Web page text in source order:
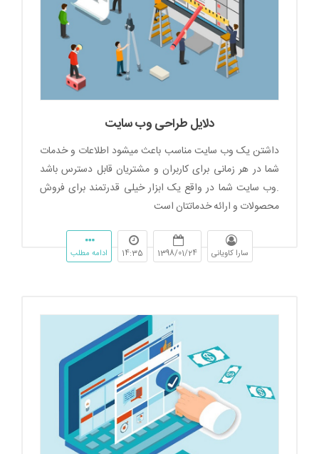
دلایل طراحی وب سایت
داشتن یک وب سایت مناسب باعث میشود اطلاعات و خدمات
شما در هر زمانی برای کاربران و مشتریان قابل دسترس باشد
.وب سایت شما در واقع یک ابزار خیلی قدرتمند برای فروش
محصولات و ارائه خدماتتان است
سارا کاویانی 1398/01/24
14:35 ادامه مطلب